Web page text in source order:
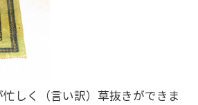
しく（言い訳）草抜きができま